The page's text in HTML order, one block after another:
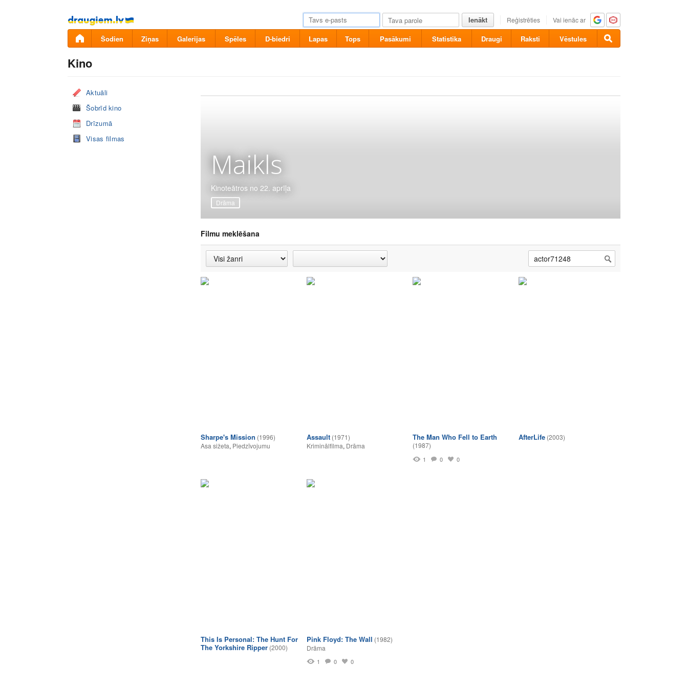
Pāriet
uz
saturu
Ienākt Reģistrēties Vai ienāc ar
Šodien Ziņas Galerijas Spēles D-biedri Lapas Tops Pasākumi Statistika Draugi Raksti Vēstules
Kino
Aktuāli
Šobrīd kino
Drīzumā
Visas filmas
Maikls
Kinoteātros no 22. aprīļa
Drāma
Filmu meklēšana
Sharpe's Mission (1996)
Asa sižeta, Piedzīvojumu
Assault (1971)
Kriminālfilma, Drāma
The Man Who Fell to Earth
(1987)
1 0 0
AfterLife (2003)
This Is Personal: The Hunt For
The Yorkshire Ripper (2000)
Pink Floyd: The Wall (1982)
Drāma
1 0 0